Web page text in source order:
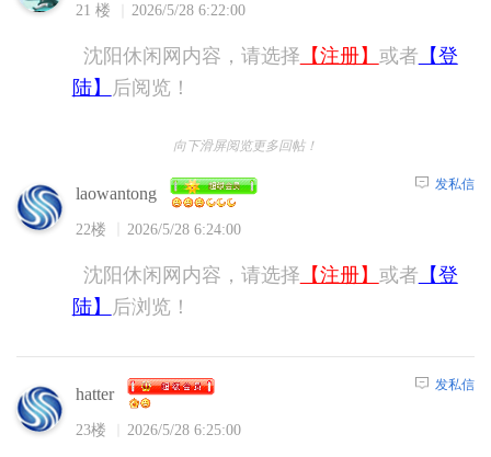
21 楼 2026/5/28 6:22:00
沈阳休闲网内容，请选择 【注册】 或者 【登
陆】
后阅览！
向下滑屏阅览更多回帖！
laowantong
22楼 2026/5/28 6:24:00
发私信
沈阳休闲网内容，请选择 【注册】 或者 【登
陆】
后浏览！
hatter
23楼 2026/5/28 6:25:00
发私信